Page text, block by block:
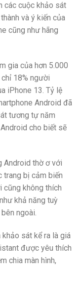
các cuộc khảo sát
và ý kiến của
cũng như hãng
gia của hơn 5.000
18% người
iPhone 13. Tỷ lệ
Android đã
tương tự năm
cho biết sẽ
Android thờ ơ với
trang bị cảm biến
cũng không thích
khả năng tuỳ
ngoài.
sát kể ra là giá
được yêu thích
chia màn hình,